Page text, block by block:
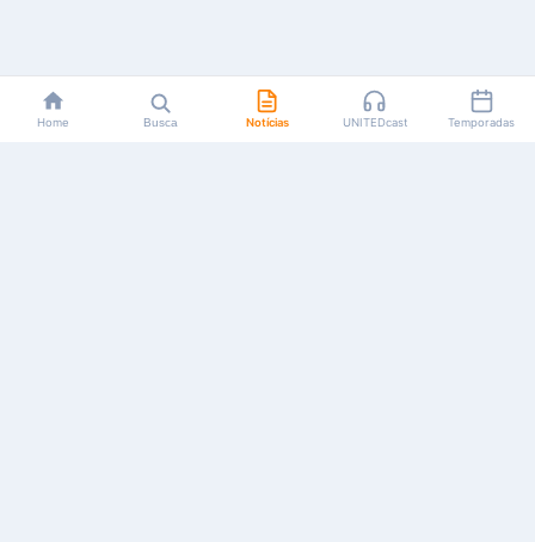
Home Busca Notícias UNITEDcast Temporadas